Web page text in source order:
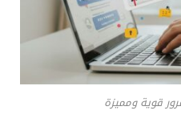
قوية ومميزة